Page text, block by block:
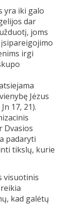
yra iki galo
dar
joms
irgi
Jėzus
17, 21).
Dvasios
padaryti
tikslų, kurie
visuotinis
kad galėtų